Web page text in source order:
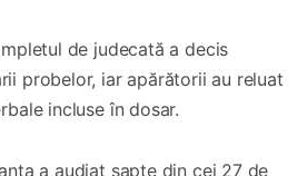
de judecată a decis
probelor, iar apărătorii au reluat
incluse în dosar.
a audiat șapte din cei 27 de